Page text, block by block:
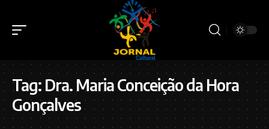
Tag: Dra. Maria Conceição da Hora
Gonçalves